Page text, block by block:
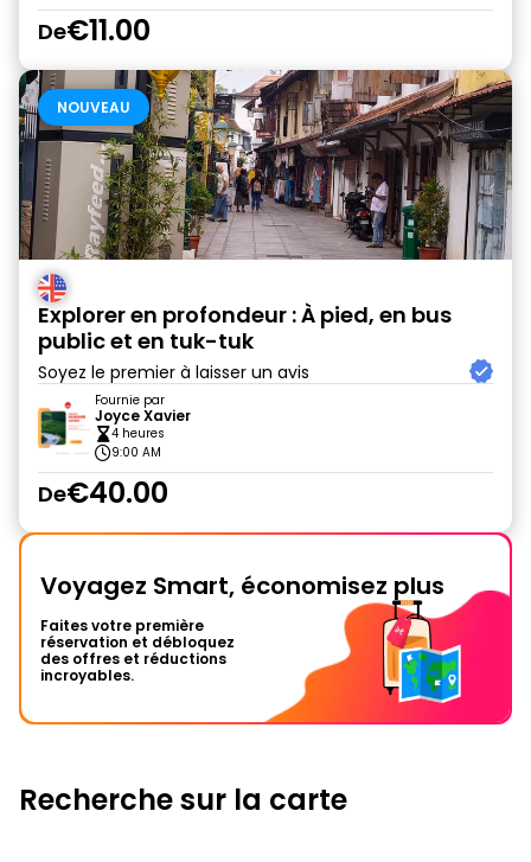
De€11.00
NOUVEAU
Explorer en profondeur : À pied, en bus
public et en tuk-tuk
Soyez le premier à laisser un avis
Fournie par
Joyce Xavier
4 heures
9:00 AM
De€40.00
Voyagez Smart, économisez plus
Faites votre première
réservation et débloquez
des offres et réductions
incroyables.
Recherche sur la carte